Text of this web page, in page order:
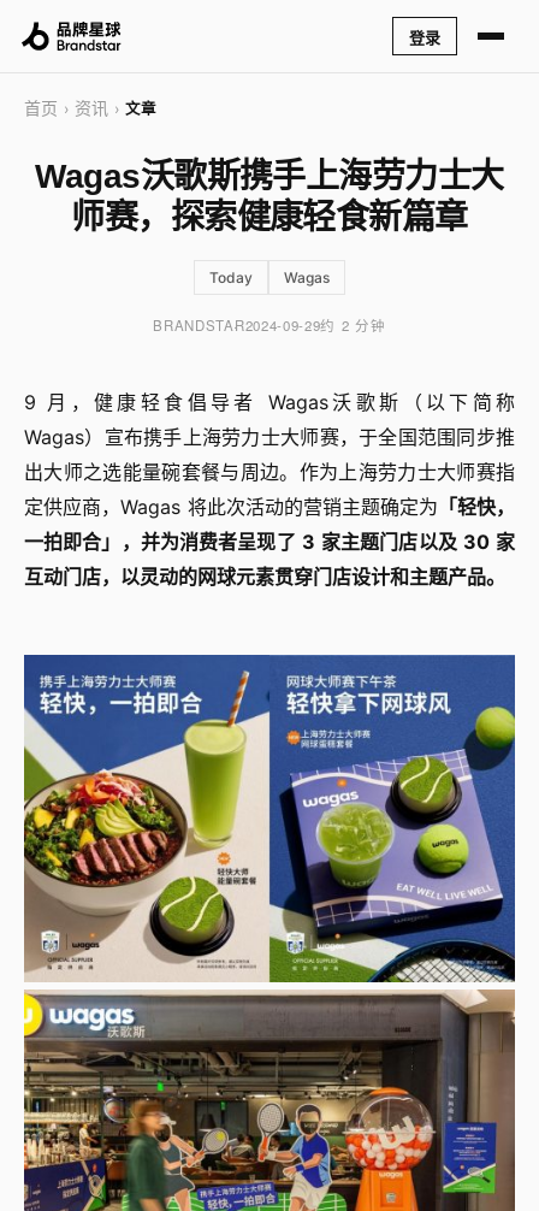
登录
首页 › 资讯 › 文章
Wagas沃歌斯携手上海劳力士大
师赛，探索健康轻食新篇章
Today Wagas
BRANDSTAR2024-09-29约 2 分钟
9 月，健康轻食倡导者 Wagas沃歌斯（以下简称
Wagas）宣布携手上海劳力士大师赛，于全国范围同步推
出大师之选能量碗套餐与周边。作为上海劳力士大师赛指
定供应商，Wagas 将此次活动的营销主题确定为 「轻快，
一拍即合」，并为消费者呈现了 3 家主题门店以及 30 家
互动门店，以灵动的网球元素贯穿门店设计和主题产品。